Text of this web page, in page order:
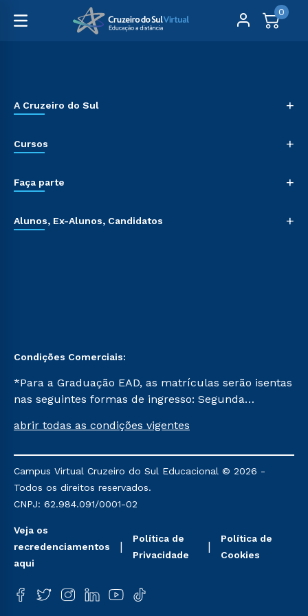
0
A Cruzeiro do Sul +
Cursos +
Faça parte +
Alunos, Ex-Alunos, Candidatos +
Condições Comerciais:
*Para a Graduação EAD, as matrículas serão isentas
nas seguintes formas de ingresso: Segunda
Já para as demais, a taxa de matrícula será de R$
mencionadas são referentes aos cursos: Ensino
Religioso, Geografia para a Docência e Metodologia
do Ensino de História: Questões Atuais.
abrir todas as condições vigentes
Campus Virtual Cruzeiro do Sul Educacional © 2026 -
Todos os direitos reservados.
CNPJ: 62.984.091/0001-02
Veja os
recredenciamentos
aqui
Política de
Privacidade
Política de
Cookies